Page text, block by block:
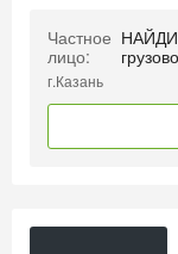
Частное
лицо:
НАЙДИ
г.Казань